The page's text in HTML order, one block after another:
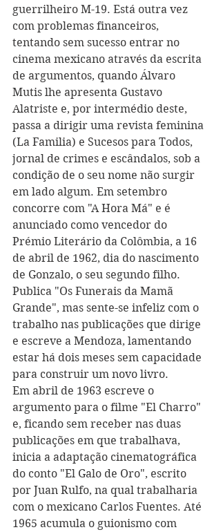
guerrilheiro M-19. Está outra vez
com problemas financeiros,
tentando sem sucesso entrar no
cinema mexicano através da escrita
de argumentos, quando Álvaro
Mutis lhe apresenta Gustavo
Alatriste e, por intermédio deste,
passa a dirigir uma revista feminina
(La Familia) e Sucesos para Todos,
jornal de crimes e escândalos, sob a
condição de o seu nome não surgir
em lado algum. Em setembro
concorre com "A Hora Má" e é
anunciado como vencedor do
Prémio Literário da Colômbia, a 16
de abril de 1962, dia do nascimento
de Gonzalo, o seu segundo filho.
Publica "Os Funerais da Mamã
Grande", mas sente-se infeliz com o
trabalho nas publicações que dirige
e escreve a Mendoza, lamentando
estar há dois meses sem capacidade
para construir um novo livro.
Em abril de 1963 escreve o
argumento para o filme "El Charro"
e, ficando sem receber nas duas
publicações em que trabalhava,
inicia a adaptação cinematográfica
do conto "El Galo de Oro", escrito
por Juan Rulfo, na qual trabalharia
com o mexicano Carlos Fuentes. Até
1965 acumula o guionismo com